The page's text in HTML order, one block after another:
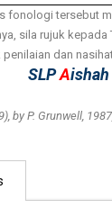
fonologi tersebut
sila rujuk kepada
dan
SLPAishah
by P. Grunwell,